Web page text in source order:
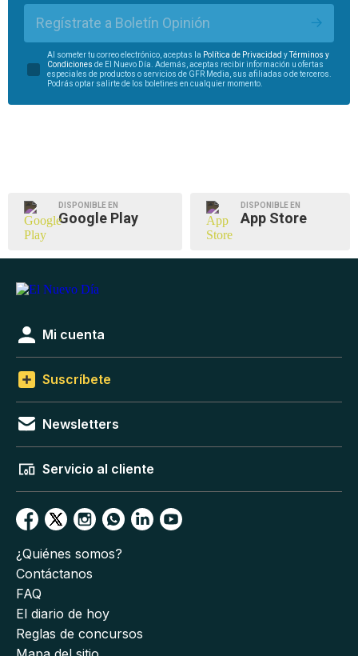
Regístrate a Boletín Opinión
Al someter tu correo electrónico, aceptas la Política de Privacidad yTérminos y
Condiciones de El Nuevo Día. Además, aceptas recibir información u ofertas
especiales de productos o servicios de GFR Media, sus afiliadas o de terceros.
Podrás optar salirte de los boletines en cualquier momento.
DISPONIBLE EN
Google Play
DISPONIBLE EN
App Store
Mi cuenta
Suscríbete
Newsletters
Servicio al cliente
¿Quiénes somos?
Contáctanos
FAQ
El diario de hoy
Reglas de concursos